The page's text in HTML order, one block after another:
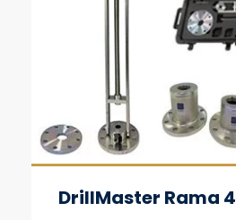
DrillMaster Rama 4